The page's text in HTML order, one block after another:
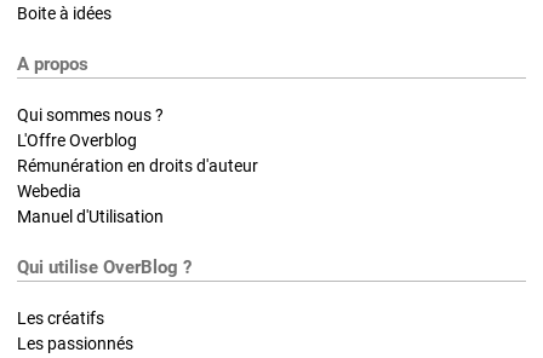
Boite à idées
A propos
Qui sommes nous ?
L'Offre Overblog
Rémunération en droits d'auteur
Webedia
Manuel d'Utilisation
Qui utilise OverBlog ?
Les créatifs
Les passionnés